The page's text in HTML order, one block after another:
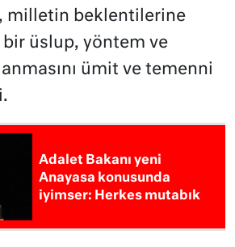
milletin beklentilerine
bir üslup, yöntem ve
ümit ve temenni
Adalet Bakanı yeni
Anayasa konusunda
iyimser: Herkes mutabık